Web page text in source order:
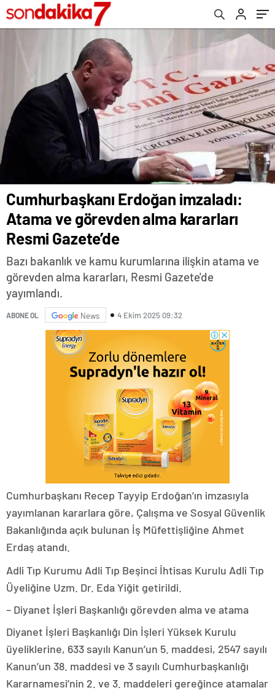
Cumhurbaşkanı Erdoğan imzaladı:
Atama ve görevden alma kararları
Resmi Gazete’de
Bazı bakanlık ve kamu kurumlarına ilişkin atama ve
görevden alma kararları, Resmi Gazete'de
yayımlandı.
ABONE OL News 4 Ekim 2025 09:32
Cumhurbaşkanı Recep Tayyip Erdoğan’ın imzasıyla
yayımlanan kararlara göre, Çalışma ve Sosyal Güvenlik
Bakanlığında açık bulunan İş Müfettişliğine Ahmet
Erdaş atandı.
Adli Tıp Kurumu Adli Tıp Beşinci İhtisas Kurulu Adli Tıp
Üyeliğine Uzm. Dr. Eda Yiğit getirildi.
– Diyanet İşleri Başkanlığı görevden alma ve atama
Diyanet İşleri Başkanlığı Din İşleri Yüksek Kurulu
üyeliklerine, 633 sayılı Kanun’un 5. maddesi, 2547 sayılı
Kanun’un 38. maddesi ve 3 sayılı Cumhurbaşkanlığı
Kararnamesi’nin 2. ve 3. maddeleri gereğince atamalar